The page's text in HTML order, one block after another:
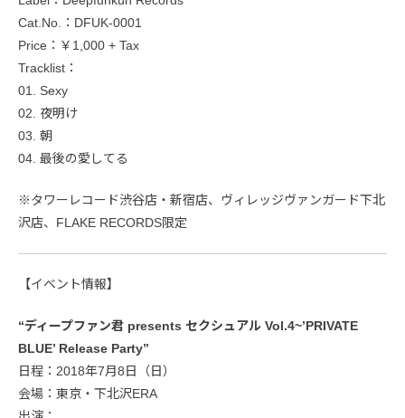
Cat.No.：DFUK-0001
Price：￥1,000 + Tax
Tracklist：
01. Sexy
02. 夜明け
03. 朝
04. 最後の愛してる
※タワーレコード渋谷店・新宿店、ヴィレッジヴァンガード下北
沢店、FLAKE RECORDS限定
【イベント情報】
“ディープファン君 presents セクシュアル Vol.4~’PRIVATE
BLUE’ Release Party”
日程：2018年7月8日（日）
会場：東京・下北沢ERA